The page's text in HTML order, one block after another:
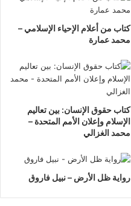
كتاب من أعلام الإحياء الإسلامي –
محمد عمارة
كتاب حقوق الإنسان: بين تعاليم
الإسلام وإعلان الأمم المتحدة –
محمد الغزالي
رواية ظل الأرض – نبيل فاروق